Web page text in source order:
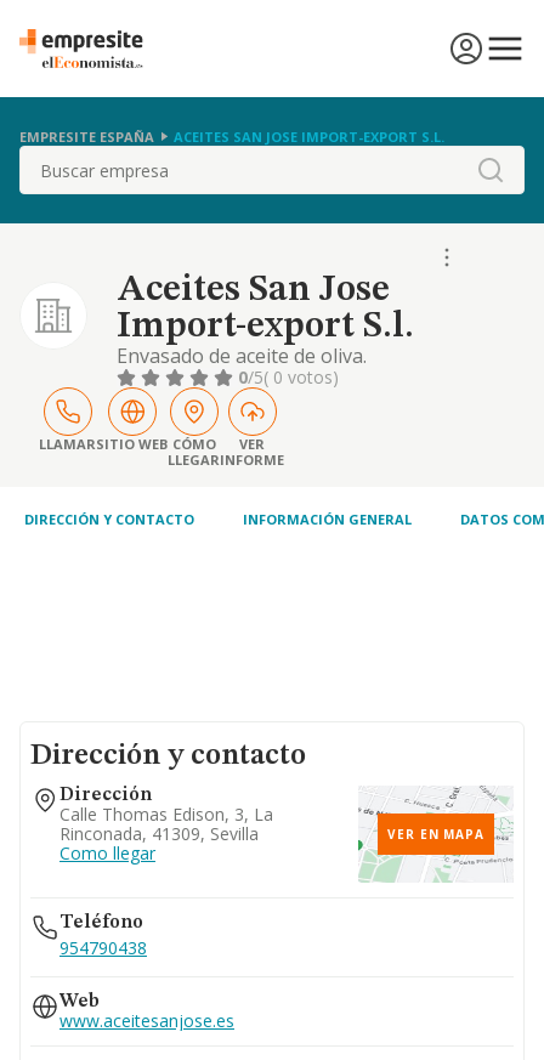
EMPRESITE ESPAÑA ACEITES SAN JOSE IMPORT-EXPORT S.L.
Buscar
Aceites San Jose
Import-export S.l.
Envasado de aceite de oliva.
0/5( 0 votos)
LLAMARSITIO WEB CÓMO
LLEGAR
VER
INFORME
DIRECCIÓN Y CONTACTO INFORMACIÓN GENERAL DATOS
Dirección y contacto
Dirección
Calle Thomas Edison, 3, La
Rinconada, 41309, Sevilla
Como llegar
VER EN MAPA
Teléfono
954790438
Web
www.aceitesanjose.es